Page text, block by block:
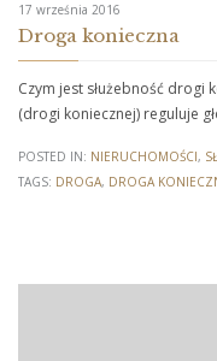
17 września 2016
Droga konieczna
Czym jest służebność drogi
(drogi koniecznej) reguluje
POSTED IN: NIERUCHOMOŚCI,
TAGS: DROGA, DROGA